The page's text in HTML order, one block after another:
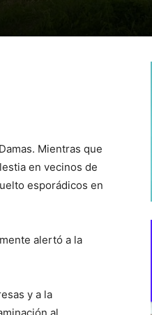
Mientras que
en vecinos de
esporádicos en
alertó a la
y a la